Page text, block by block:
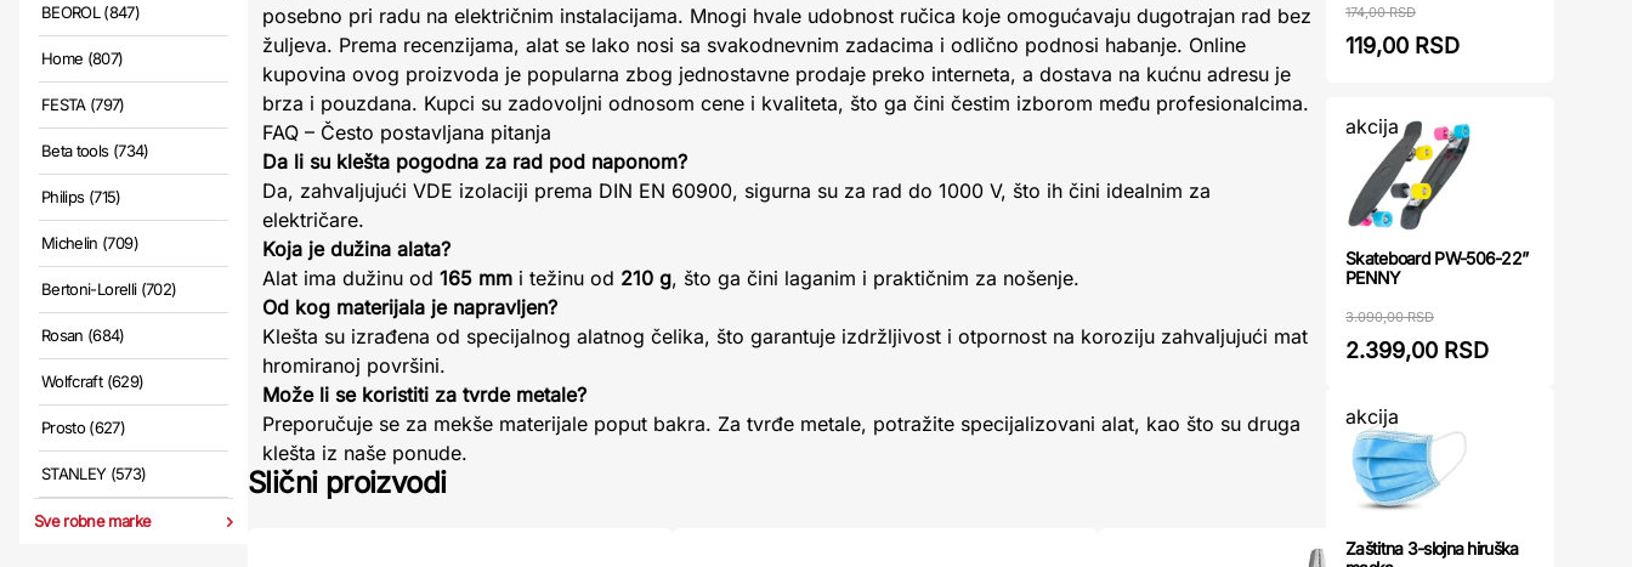
BEOROL (847)
Home (807)
FESTA (797)
Beta tools (734)
Philips (715)
Michelin (709)
Bertoni-Lorelli (702)
Rosan (684)
Wolfcraft (629)
Prosto (627)
STANLEY (573)
Sve robne marke
posebno pri radu na električnim instalacijama. Mnogi hvale udobnost ručica koje omogućavaju dugotrajan rad bez
žuljeva. Prema recenzijama, alat se lako nosi sa svakodnevnim zadacima i odlično podnosi habanje. Online
kupovina ovog proizvoda je popularna zbog jednostavne prodaje preko interneta, a dostava na kućnu adresu je
brza i pouzdana. Kupci su zadovoljni odnosom cene i kvaliteta, što ga čini čestim izborom među profesionalcima.
FAQ – Često postavljana pitanja
Da li su klešta pogodna za rad pod naponom?
Da, zahvaljujući VDE izolaciji prema DIN EN 60900, sigurna su za rad do 1000 V, što ih čini idealnim za
električare.
Koja je dužina alata?
Alat ima dužinu od 165 mm i težinu od 210 g, što ga čini laganim i praktičnim za nošenje.
Od kog materijala je napravljen?
Klešta su izrađena od specijalnog alatnog čelika, što garantuje izdržljivost i otpornost na koroziju zahvaljujući mat
hromiranoj površini.
Može li se koristiti za tvrde metale?
Preporučuje se za mekše materijale poput bakra. Za tvrđe metale, potražite specijalizovani alat, kao što su druga
klešta iz naše ponude.
Slični proizvodi
174,00 RSD
119,00 RSD
akcija
Skateboard PW-506-22”
PENNY
3.090,00 RSD
2.399,00 RSD
akcija
Zaštitna 3-slojna hiruška